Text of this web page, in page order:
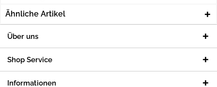
Ähnliche Artikel
Über uns
Shop Service
Informationen